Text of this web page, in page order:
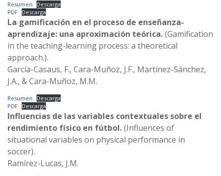
Resumen
Descarga
PDF Descarga
La gamificación en el proceso de enseñanza-
aprendizaje: una aproximación teórica.(Gamification
in the teaching-learning process: a theoretical
approach.).
García-Casaus, F., Cara-Muñoz, J.F., Martínez-Sánchez,
J.A., & Cara-Muñoz, M.M.
Resumen
Descarga
PDF Descarga
Influencias de las variables contextuales sobre el
rendimiento físico en fútbol.(Influences of
situational variables on physical performance in
soccer).
Ramírez-Lucas, J.M.